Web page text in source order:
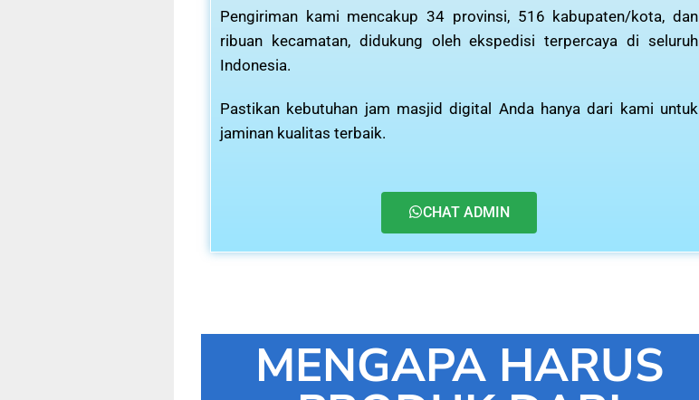
Pengiriman kami mencakup 34 provinsi, 516 kabupaten/kota, dan
ribuan kecamatan, didukung oleh ekspedisi terpercaya di seluruh
Indonesia.
Pastikan kebutuhan jam masjid digital Anda hanya dari kami untuk
jaminan kualitas terbaik.
CHAT ADMIN
MENGAPA HARUS